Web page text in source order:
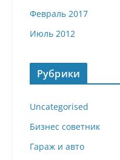
Февраль 2017
Июль 2012
Рубрики
Uncategorised
Бизнес советник
Гараж и авто